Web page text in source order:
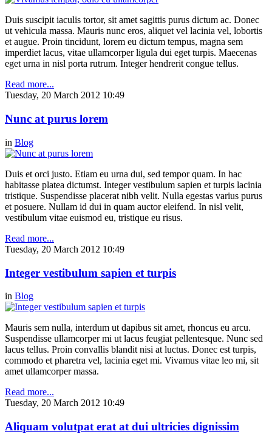
Duis suscipit iaculis tortor, sit amet sagittis purus dictum ac. Donec
ut vehicula massa. Mauris nunc eros, aliquet vel lacinia vel, lobortis
et augue. Proin tincidunt, lorem eu dictum tempus, magna sem
imperdiet lacus, vitae ullamcorper ligula dui eget turpis. Maecenas
eget urna in nisl porta rutrum. Integer hendrerit congue tellus.
Read more...
Tuesday, 20 March 2012 10:49
Nunc at purus lorem
in Blog
Duis et orci justo. Etiam eu urna dui, sed tempor quam. In hac
habitasse platea dictumst. Integer vestibulum sapien et turpis lacinia
tristique. Suspendisse placerat nibh velit. Nulla egestas varius purus
et posuere. Nullam id dui in quam auctor eleifend. In nisl velit,
vestibulum vitae euismod eu, tristique eu risus.
Read more...
Tuesday, 20 March 2012 10:49
Integer vestibulum sapien et turpis
in Blog
Mauris sem nulla, interdum ut dapibus sit amet, rhoncus eu arcu.
Suspendisse ullamcorper mi ut lacus feugiat pellentesque. Nunc sed
lacus tellus. Proin convallis blandit nisi at luctus. Donec est turpis,
commodo et pharetra vel, lacinia eget mi. Vivamus vitae leo mi, sit
amet ullamcorper massa.
Read more...
Tuesday, 20 March 2012 10:49
Aliquam volutpat erat at dui ultricies dignissim